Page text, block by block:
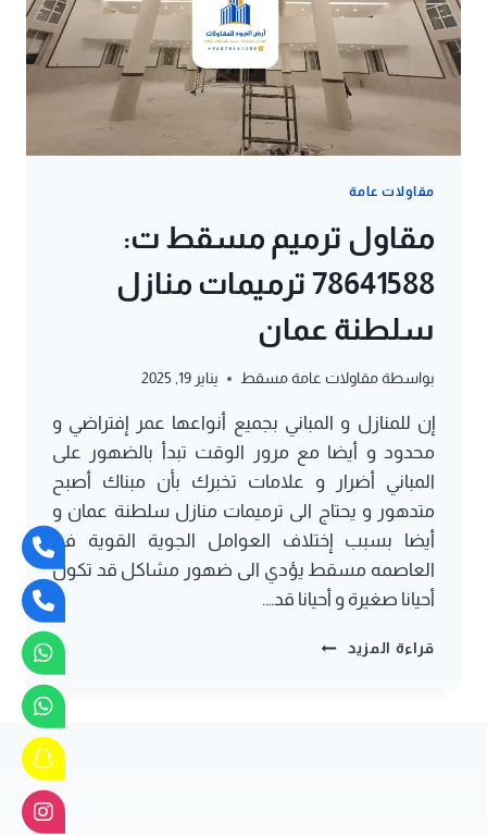
مقاولات عامة
مقاول ترميم مسقط ت:
78641588 ترميمات منازل
سلطنة عمان
بواسطة مقاولات عامة مسقط يناير 19, 2025
إن للمنازل و المباني بجميع أنواعها عمر إفتراضي و
محدود و أيضا مع مرور الوقت تبدأ بالضهور على
المباني أضرار و علامات تخبرك بأن مبناك أصبح
متدهور و يحتاج الى ترميمات منازل سلطنة عمان و
أيضا بسبب إختلاف العوامل الجوية القوية في
العاصمه مسقط يؤدي الى ضهور مشاكل قد تكون
أحيانا صغيرة و أحيانا قد….
قراءة المزيد
مقاول